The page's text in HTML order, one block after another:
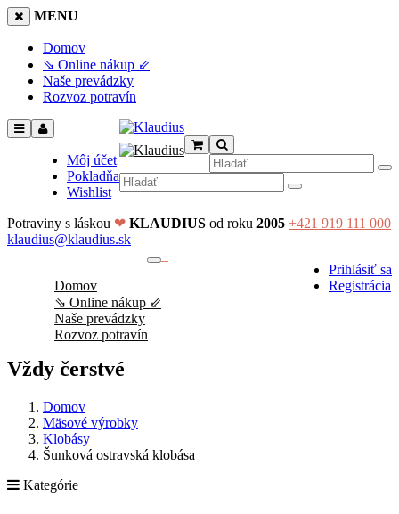
MENU
Domov
⇘ Online nákup ⇙
Naše prevádzky
Rozvoz potravín
Môj účet
Pokladňa
Wishlist
Potraviny s láskou ❤ KLAUDIUS od roku 2005 +421 919 111 000
klaudius@klaudius.sk
Prihlásiť sa
Registrácia
Domov
⇘ Online nákup ⇙
Naše prevádzky
Rozvoz potravín
Vždy čerstvé
Domov
Mäsové výrobky
Klobásy
Šunková ostravská klobása
Kategórie